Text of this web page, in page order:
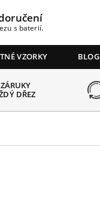
s baterií.
VZORKY BLOG
DŘEZ